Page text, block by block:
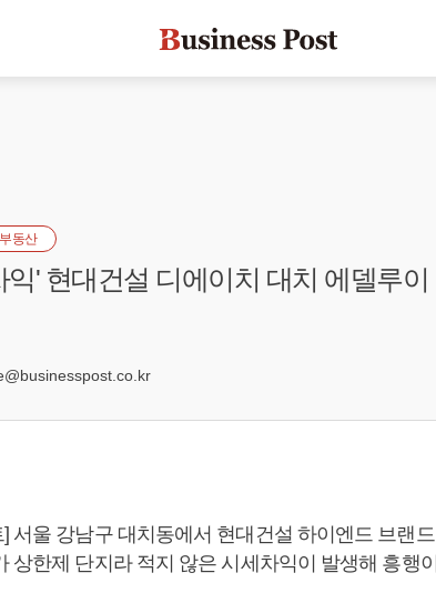
부동산
익' 현대건설 디에이치 대치 에델루
서울 강남구 대치동에서 현대건설 하이엔드 브랜
상한제 단지라 적지 않은 시세차익이 발생해 흥행